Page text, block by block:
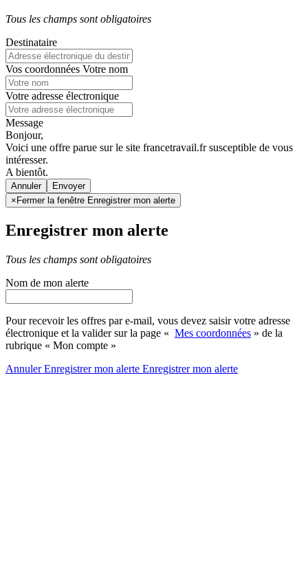
Tous les champs sont obligatoires
Destinataire
Vos coordonnées Votre nom
Votre adresse électronique
Message
Bonjour,
Voici une offre parue sur le site francetravail.fr susceptible de vous
intéresser.
A bientôt.
Annuler
× Fermer la fenêtre Enregistrer mon alerte
Enregistrer mon alerte
Tous les champs sont obligatoires
Nom de mon alerte
Pour recevoir les offres par e-mail, vous devez saisir votre adresse
électronique et la valider sur la page « Mes coordonnées » de la
rubrique « Mon compte »
AnnulerEnregistrer mon alerte Enregistrermon alerte